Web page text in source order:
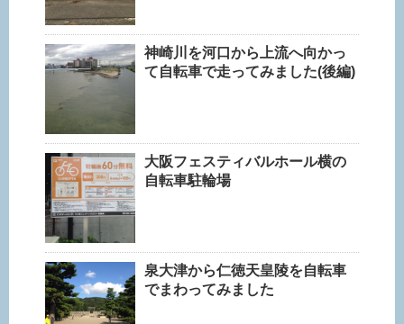
神崎川を河口から上流へ向かっ
て自転車で走ってみました(後編)
大阪フェスティバルホール横の
自転車駐輪場
泉大津から仁徳天皇陵を自転車
でまわってみました